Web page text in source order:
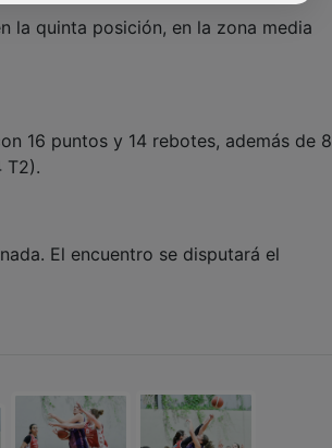
la quinta posición, en la zona media
16 puntos y 14 rebotes, además de 8
T2).
El encuentro se disputará el